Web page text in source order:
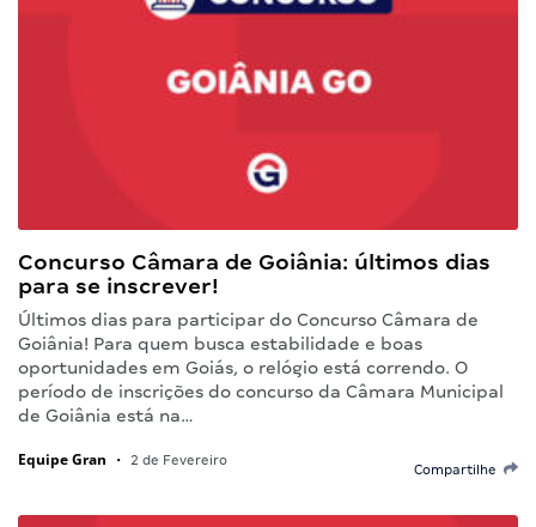
Concurso Câmara de Goiânia: últimos dias
para se inscrever!
Últimos dias para participar do Concurso Câmara de
Goiânia! Para quem busca estabilidade e boas
oportunidades em Goiás, o relógio está correndo. O
período de inscrições do concurso da Câmara Municipal
de Goiânia está na…
Equipe Gran • 2 de Fevereiro
Compartilhe